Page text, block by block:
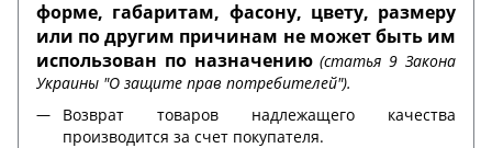
форме, габаритам, фасону, цвету, размеру
или по другим причинам не может быть им
использован по назначению(статья 9 Закона
Украины "О защите прав потребителей").
Возврат товаров надлежащего качества
производится за счет покупателя.